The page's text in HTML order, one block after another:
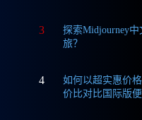
3
探索Midjourney
旅？
4
如何以超实惠价
价比对比国际版